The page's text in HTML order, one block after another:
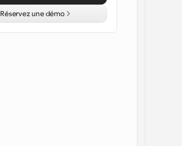
Réservez une démo